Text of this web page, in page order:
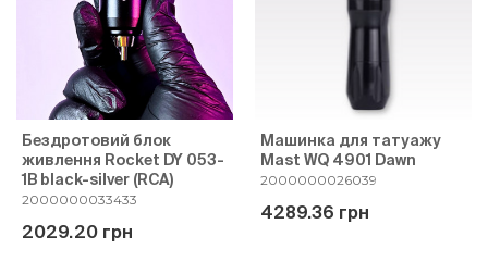
Бездротовий блок
живлення Rocket DY 053-
1B black-silver (RCA)
2000000033433
2029.20 грн
Машинка для татуажу
Mast WQ 4901 Dawn
2000000026039
4289.36 грн